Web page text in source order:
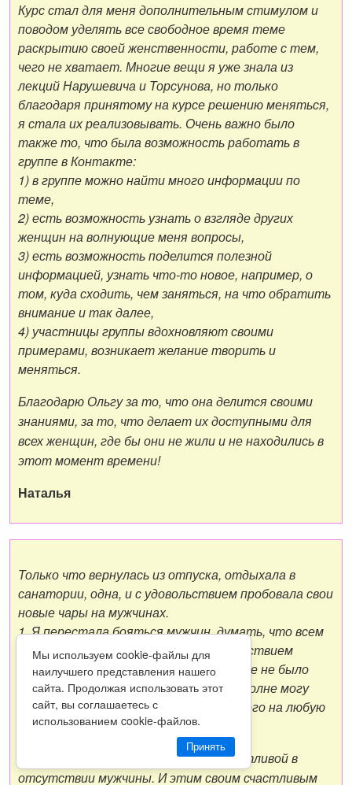
Курс стал для меня дополнительным стимулом и
поводом уделять все свободное время теме
раскрытию своей женственности, работе с тем,
чего не хватает. Многие вещи я уже знала из
лекций Нарушевича и Торсунова, но только
благодаря принятому на курсе решению меняться,
я стала их реализовывать. Очень важно было
также то, что была возможность работать в
группе в Контакте:
1) в группе можно найти много информации по
теме,
2) есть возможность узнать о взгляде других
женщин на волнующие меня вопросы,
3) есть возможность поделится полезной
информацией, узнать что-то новое, например, о
том, куда сходить, чем заняться, на что обратить
внимание и так далее,
4) участницы группы вдохновляют своими
примерами, возникает желание творить и
меняться.
Благодарю Ольгу за то, что она делится своими
знаниями, за то, что делает их доступными для
всех женщин, где бы они не жили и не находились в
этот момент времени!
Наталья
Только что вернулась из отпуска, отдыхала в
санатории, одна, и с удовольствием пробовала свои
новые чары на мужчинах.
1. Я перестала бояться мужчин, думать, что всем
им «только одного и надо». С удовольствием
общалась с ними, смеялась, и это вовсе не было
приглашением к сексу. Поняла, что вполне могу
задавать тон общению и поднимать его на любую
высоту.
2.Поняла, что вполне могу быть счастливой в
отсутствии мужчины. И этим своим счастливым
Мы используем cookie-файлы для
наилучшего представления нашего
сайта. Продолжая использовать этот
сайт, вы соглашаетесь с
использованием cookie-файлов.
Принять